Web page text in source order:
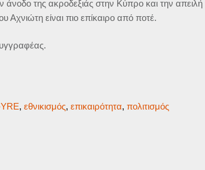
άνοδο της ακροδεξιάς στην Κύπρο και την απειλή
Αχνιώτη είναι πιο επίκαιρο από ποτέ.
, εθνικισμός, επικαιρότητα, πολιτισμός